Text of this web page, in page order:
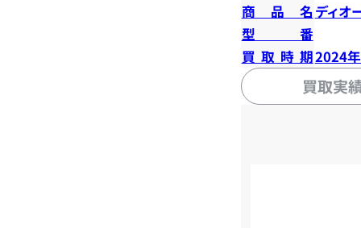
商品名 ディオ
型番
買取時期2024
買取実